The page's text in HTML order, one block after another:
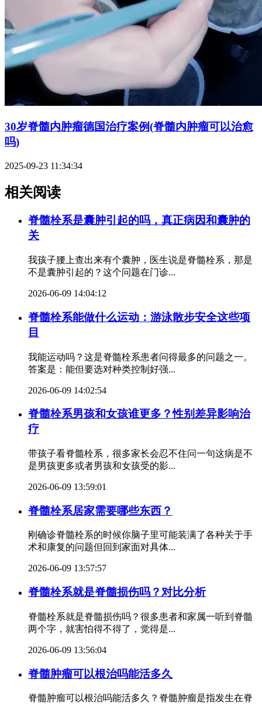
30岁脊髓内肿瘤德国治疗案例(脊髓内肿瘤可以治愈
吗)
2025-09-23 11:34:34
相关阅读
脊髓栓系是囊肿引起的吗，真正病因和囊肿的
关
我孩子腰上查出来有个囊肿，医生说是脊髓栓系，那是
不是囊肿引起的？这个问题在门诊...
2026-06-09 14:04:12
脊髓栓系能做什么运动：游泳散步安全这些项
目
我能运动吗？这是脊髓栓系患者问得最多的问题之一。
答案是：能但要选对种类控制好强...
2026-06-09 14:02:54
脊髓栓系男孩和女孩谁更多？性别差异影响治
疗
带孩子看脊髓栓系，很多家长会忍不住问一句这病是不
是男孩更多或者男孩和女孩受的影...
2026-06-09 13:59:01
脊髓栓系居家需要哪些东西？
刚确诊脊髓栓系的时候你脑子里可能装满了各种关于手
术和康复的问题但回到家面对具体...
2026-06-09 13:57:57
脊髓栓系就是脊髓损伤吗？对比分析
脊髓栓系就是脊髓损伤吗？很多患者和家属一听到脊髓
两个字，就害怕得不得了，觉得是...
2026-06-09 13:56:04
脊髓肿瘤可以根治吗能活多久
脊髓肿瘤可以根治吗能活多久？脊髓肿瘤是指发生在脊